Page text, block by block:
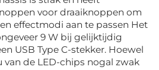
voor draaiknoppen om
effectmodi aan te passen Het
9 W bij gelijktijdig
USB Type C-stekker. Hoewel
van de LED-chips nogal zwak